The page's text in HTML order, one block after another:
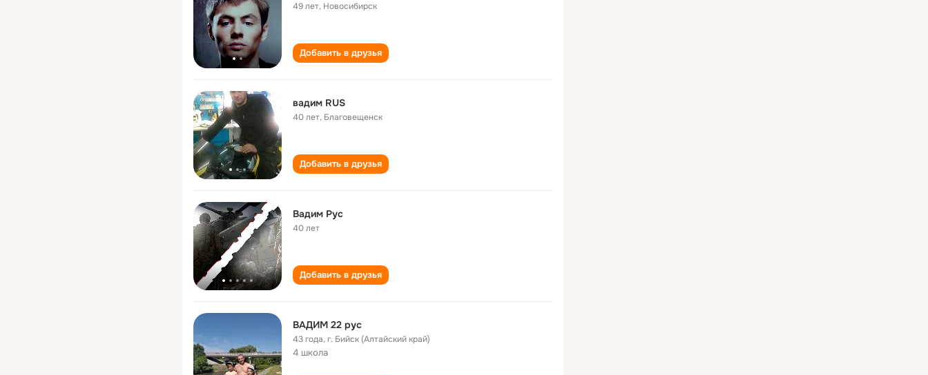
49 лет, Новосибирск
Добавить в друзья
вадим RUS
40 лет, Благовещенск
Добавить в друзья
Вадим Рус
40 лет
Добавить в друзья
ВАДИМ 22 рус
43 года,г. Бийск (Алтайский край)
4 школа